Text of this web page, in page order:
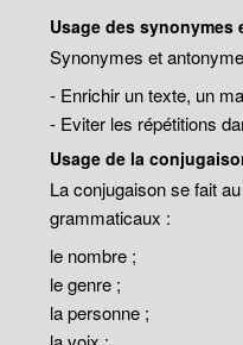
Usage des synonymes
Synonymes et
- Enrichir un texte, un
- Eviter les répétitions
Usage de la
La conjugaison se fait
grammaticaux :
le nombre ;
le genre ;
la personne ;